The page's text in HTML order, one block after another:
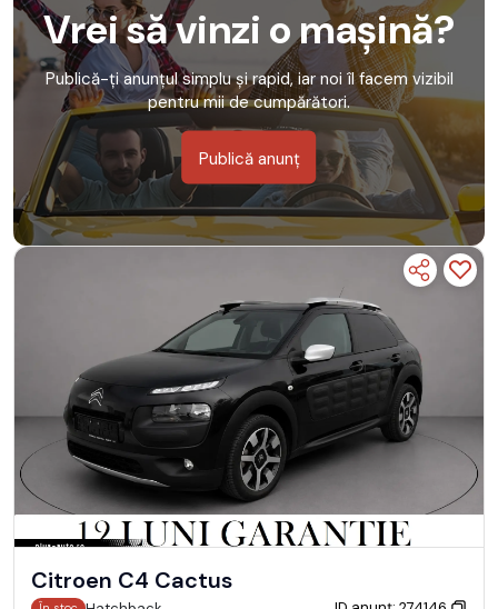
Vrei să vinzi o mașină?
Publică-ți anunțul simplu și rapid, iar noi îl facem vizibil
pentru mii de cumpărători.
Publică anunț
Citroen C4 Cactus